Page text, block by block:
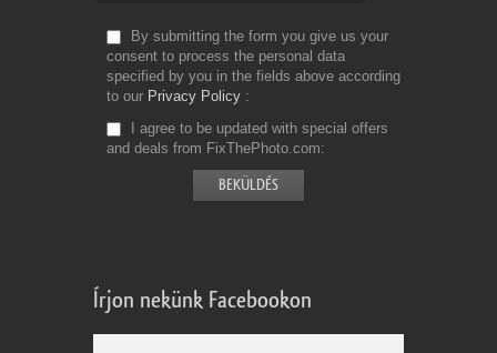
By submitting the form you give us your
consent to process the personal data
specified by you in the fields above according
to our Privacy Policy
I agree to be updated with special offers
and deals from FixThePhoto.com
Írjon nekünk Facebookon